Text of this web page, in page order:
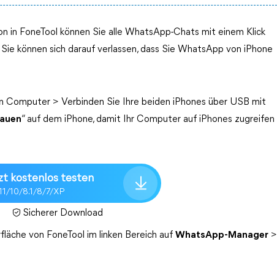
in FoneTool können Sie alle WhatsApp-Chats mit einem Klick
können sich darauf verlassen, dass Sie WhatsApp von iPhone
Computer > Verbinden Sie Ihre beiden iPhones über USB mit
“ auf dem iPhone, damit Ihr Computer auf iPhones zugreifen
kostenlos testen
10/8.1/8/7/XP
Sicherer Download
von FoneTool im linken Bereich auf WhatsApp-Manager >